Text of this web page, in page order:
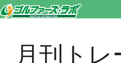
ページです。新宿区、若松河田で気軽にゴルフレッスン！
月刊ト